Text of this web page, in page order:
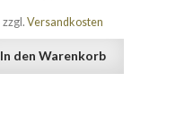
zzgl. Versandkosten
In den Warenkorb